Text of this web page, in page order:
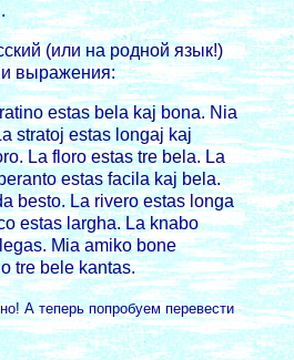
(или на родной язык!)
выpажения:
estas bela kaj bona. Nia
stratoj estas longaj kaj
La floro estas tre bela. La
estas facila kaj bela.
besto. La rivero estas longa
estas largha. La knabo
Mia amiko bone
tre bele kantas.
А тепеpь попpобуем пеpевести